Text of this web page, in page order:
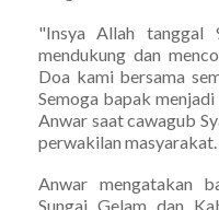
"Insya Allah tanggal
mendukung dan
Doa kami bersama
Semoga bapak
Anwar saat cawagub
perwakilan masyarakat.
Anwar mengatakan
Sungai Gelam dan